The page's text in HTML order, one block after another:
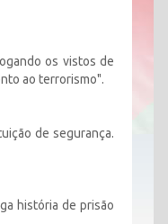
os vistos de
ao terrorismo".
de segurança.
história de prisão